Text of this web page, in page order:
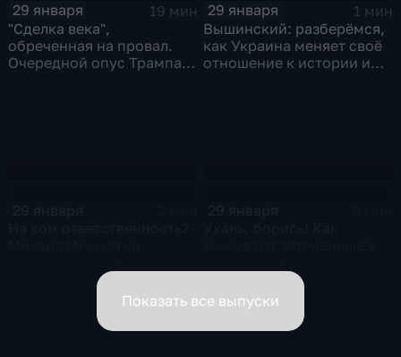
29 января
19 мин
"Сделка века",
обреченная на провал.
Очередной опус Трампа.
29 января
1 мин
Вышинский: разберёмся,
как Украина меняет своё
отношение к истории и
вице-премьеров
Показать все выпуски